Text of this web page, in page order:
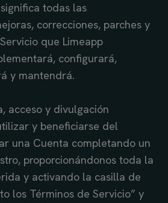
todas las
correcciones, parches y
que Limeapp
configurará,
y mantendrá.
acceso y divulgación
y beneficiarse del
una Cuenta completando un
proporcionándonos toda la
y activando la casilla de
los Términos de Servicio” y